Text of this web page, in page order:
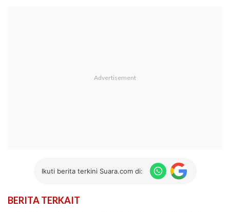
Ikuti berita terkini Suara.com di:
BERITA TERKAIT